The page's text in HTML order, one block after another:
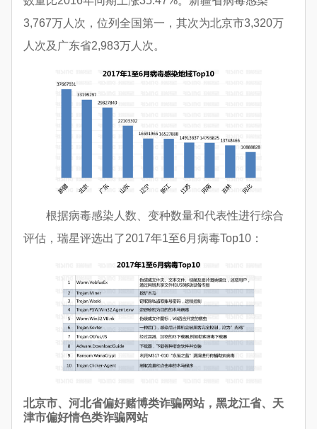
3,767万人次，位列全国第一，其次为北京市3,320万
人次及广东省2,983万人次。
根据病毒感染人数、变种数量和代表性进行综合
评估，瑞星评选出了2017年1至6月病毒Top10：
北京市、河北省偏好赌博类诈骗网站，黑龙江省、天
津市偏好情色类诈骗网站